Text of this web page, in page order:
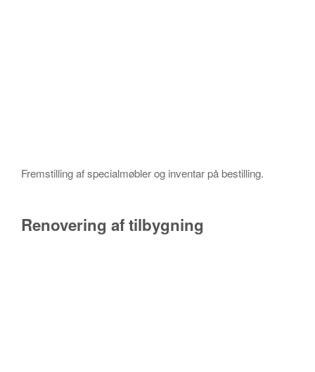
Fremstilling af specialmøbler og inventar på bestilling.
Renovering af tilbygning